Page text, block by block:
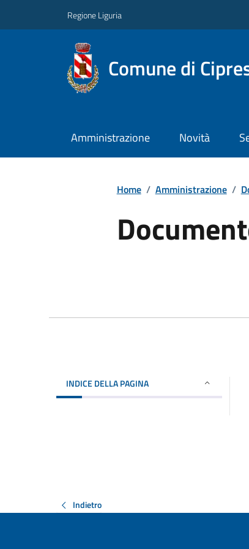
Regione Liguria
Comune di
Amministrazione Novità
Home / Amministrazione /
INDICE DELLA PAGINA
Indietro